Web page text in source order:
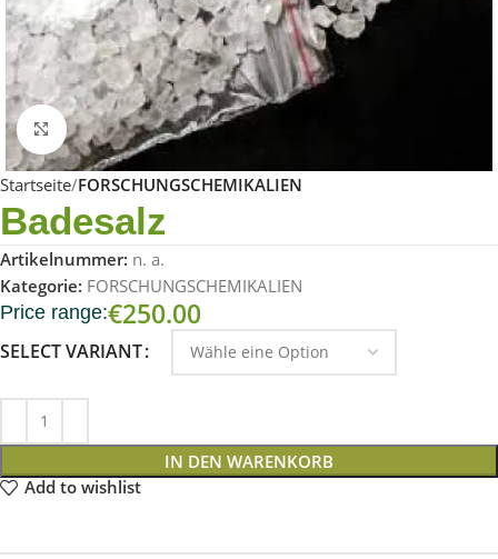
Click to enlarge
Startseite FORSCHUNGSCHEMIKALIEN
Badesalz
Artikelnummer: n. a.
Kategorie: FORSCHUNGSCHEMIKALIEN
Price range:€250.00
SELECT VARIANT
IN DEN WARENKORB
Add to wishlist